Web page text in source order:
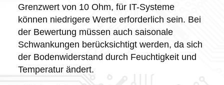
Grenzwert von 10 Ohm, für IT-Systeme
können niedrigere Werte erforderlich sein. Bei
der Bewertung müssen auch saisonale
Schwankungen berücksichtigt werden, da sich
der Bodenwiderstand durch Feuchtigkeit und
Temperatur ändert.